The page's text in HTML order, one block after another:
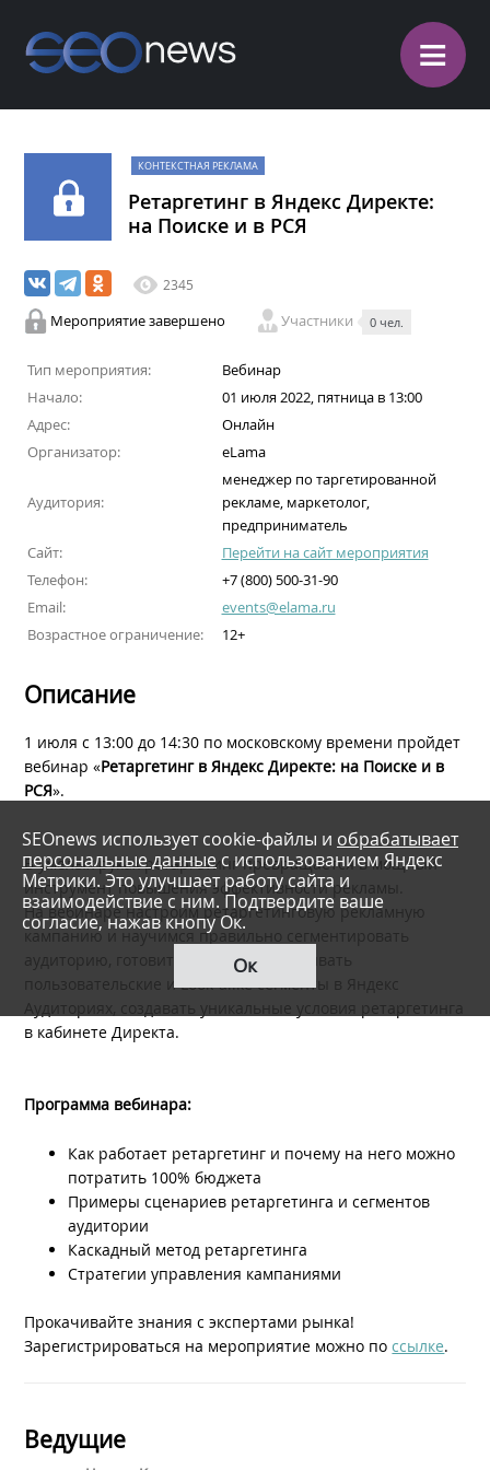
≡
КОНТЕКСТНАЯ РЕКЛАМА
Ретаргетинг в Яндекс Директе:
на Поиске и в РСЯ
2345
Мероприятие завершено Участники 0 чел.
Тип мероприятия:
Вебинар
Начало:
01 июля 2022, пятница в 13:00
Адрес:
Онлайн
Организатор:
eLama
Аудитория:
менеджер по таргетированной
рекламе, маркетолог,
предприниматель
Сайт:
Перейти на сайт мероприятия
Телефон:
+7 (800) 500-31-90
Email:
events@elama.ru
Возрастное ограничение:
12+
Описание
1 июля с 13:00 до 14:30 по московскому времени пройдет
вебинар «Ретаргетинг в Яндекс Директе: на Поиске и в
РСЯ».
В умелых руках ретаргетинг превращается в мощный
инструмент повышения эффективности рекламы.
На вебинаре настроим ретаргетинговую рекламную
кампанию и научимся правильно сегментировать
аудиторию, готовить офферы, настраивать
пользовательские и Look-alike сегменты в Яндекс
Аудиториях, создавать уникальные условия ретаргетинга
в кабинете Директа.
Программа вебинара:
Как работает ретаргетинг и почему на него можно
потратить 100% бюджета
Примеры сценариев ретаргетинга и сегментов
аудитории
Каскадный метод ретаргетинга
Стратегии управления кампаниями
Прокачивайте знания с экспертами рынка!
Зарегистрироваться на мероприятие можно поссылке.
Ведущие
SEOnews использует cookie-файлы и обрабатывает
персональные данныес использованием Яндекс
Метрики. Это улучшает работу сайта и
взаимодействие с ним. Подтвердите ваше
согласие, нажав кнопу Ок.
Ок